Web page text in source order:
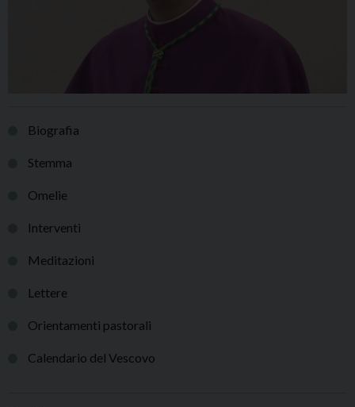
Biografia
Stemma
Omelie
Interventi
Meditazioni
Lettere
Orientamenti pastorali
Calendario del Vescovo